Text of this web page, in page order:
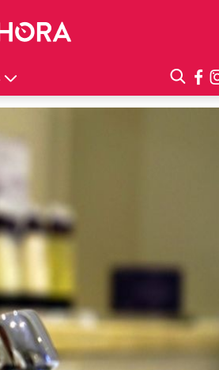
Virales
Contenido patrocinado
Instagram